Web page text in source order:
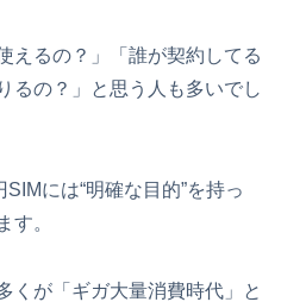
えるの？」「誰が契約してる
るの？」と思う人も多いでし
には“明確な目的”を持っ
す。
くが「ギガ大量消費時代」と